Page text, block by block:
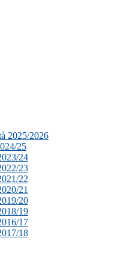
2025/2026
25
24
23
22
21
20
19
17
18